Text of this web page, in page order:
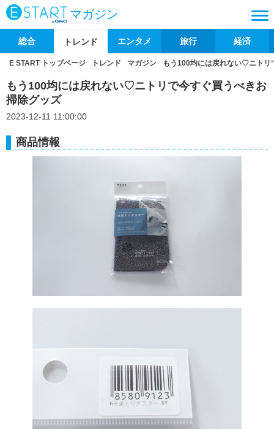
マガジン
総合 トレンド エンタメ 旅行 経済
E START トップページ トレンド マガジン もう100均には戻れない♡ニトリ
もう100均には戻れない♡ニトリで今すぐ買うべきお
掃除グッズ
2023-12-11 11:00:00
商品情報